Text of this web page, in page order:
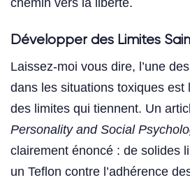
chemin vers la liberté.
Développer des Limites
Laissez-moi vous dire, l’une
dans les situations toxiques est
des limites qui tiennent. Un
Personality and Social
clairement énoncé : de solides
un Teflon contre l’adhérence